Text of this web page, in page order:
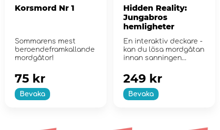
Korsmord Nr 1
Sommarens mest
beroendeframkallande
mordgåtor!
Bevaka
75 kr
Hidden Reality:
Jungabros
hemligheter
En interaktiv deckare -
kan du lösa mordgåtan
innan sanningen
Bevaka
249 kr